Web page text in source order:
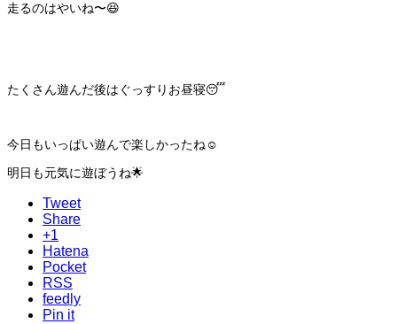
走るのはやいね〜😆
たくさん遊んだ後はぐっすりお昼寝😴
今日もいっぱい遊んで楽しかったね☺️
明日も元気に遊ぼうね🌟
Tweet
Share
+1
Hatena
Pocket
RSS
feedly
Pin it